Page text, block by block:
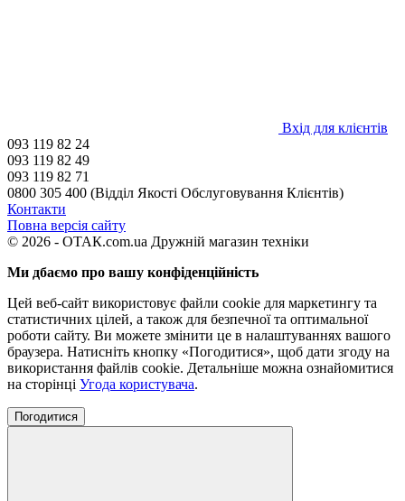
Вхід для клієнтів
093 119 82 24
093 119 82 49
093 119 82 71
0800 305 400 (Відділ Якості Обслуговування Клієнтів)
Контакти
Повна версія сайту
© 2026 - ОТАК.com.ua Дружній магазин техніки
Ми дбаємо про вашу конфіденційність
Цей веб-сайт використовує файли cookie для маркетингу та
статистичних цілей, а також для безпечної та оптимальної
роботи сайту. Ви можете змінити це в налаштуваннях вашого
браузера. Натисніть кнопку «Погодитися», щоб дати згоду на
використання файлів cookie. Детальніше можна ознайомитися
на сторінці Угода користувача.
Погодитися